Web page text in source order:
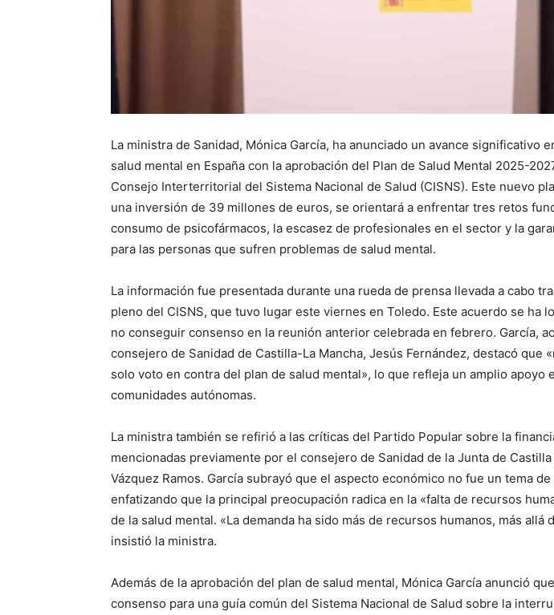
La ministra de Sanidad, Mónica García, ha anunciado un avance significativo
salud mental en España con la aprobación del Plan de Salud Mental 2025-
Consejo Interterritorial del Sistema Nacional de Salud (CISNS). Este nuevo
una inversión de 39 millones de euros, se orientará a enfrentar tres retos
consumo de psicofármacos, la escasez de profesionales en el sector y la
para las personas que sufren problemas de salud mental.
La información fue presentada durante una rueda de prensa llevada a cabo
pleno del CISNS, que tuvo lugar este viernes en Toledo. Este acuerdo se ha
no conseguir consenso en la reunión anterior celebrada en febrero. García,
consejero de Sanidad de Castilla-La Mancha, Jesús Fernández, destacó que
solo voto en contra del plan de salud mental», lo que refleja un amplio apoyo
comunidades autónomas.
La ministra también se refirió a las críticas del Partido Popular sobre la
mencionadas previamente por el consejero de Sanidad de la Junta de
Vázquez Ramos. García subrayó que el aspecto económico no fue un tema
enfatizando que la principal preocupación radica en la «falta de recursos
de la salud mental. «La demanda ha sido más de recursos humanos, más allá
insistió la ministra.
Además de la aprobación del plan de salud mental, Mónica García anunció
consenso para una guía común del Sistema Nacional de Salud sobre la